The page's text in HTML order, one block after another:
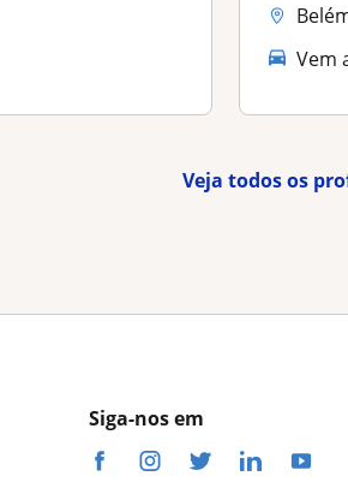
Vem
Veja todos os
Siga-nos em